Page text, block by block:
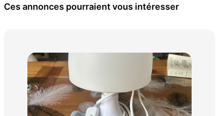
Ces annonces pourraient vous intéresser